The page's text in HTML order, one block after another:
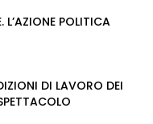
L’AZIONE POLITICA
DI LAVORO DEI